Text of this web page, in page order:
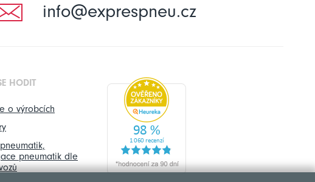
info@exprespneu.cz
HODIT
o výrobcích
pneumatik dle